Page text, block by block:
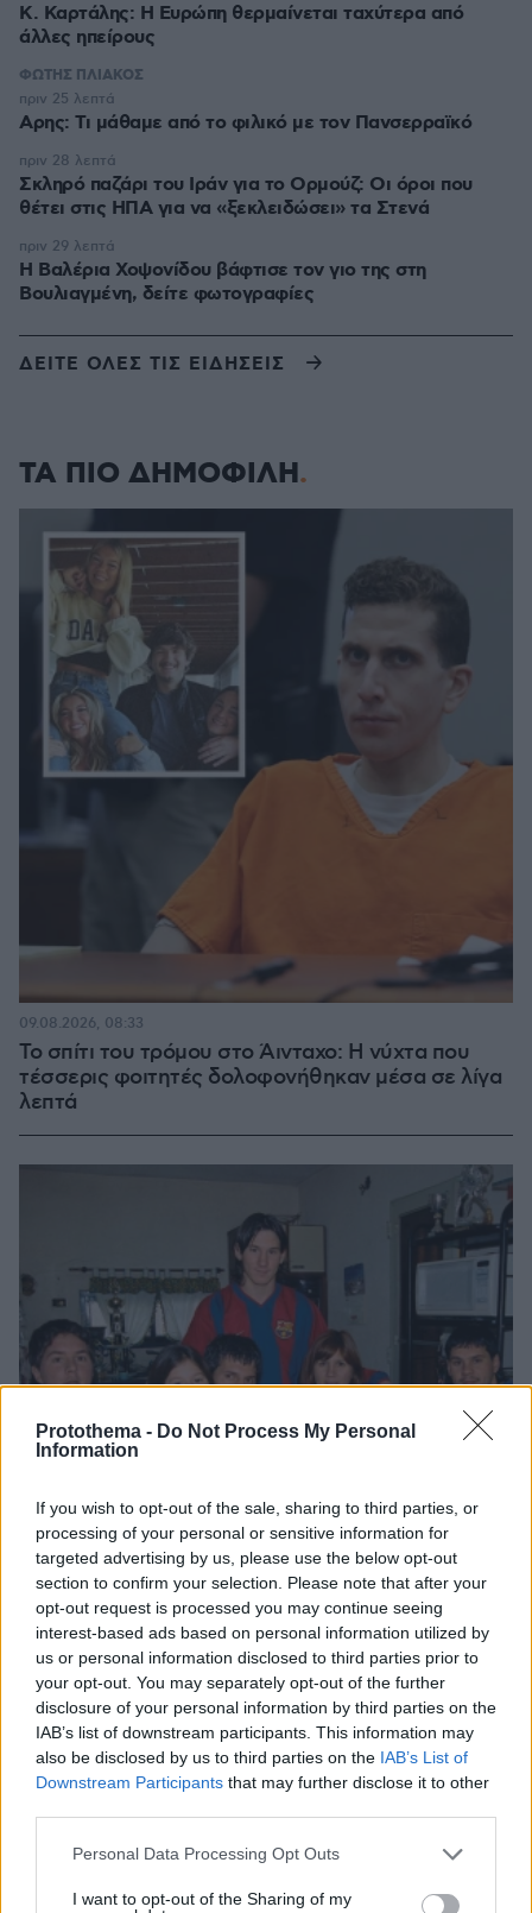
Protothema - Do Not Process My Personal
Information
If you wish to opt-out of the sale, sharing to third parties, or
processing of your personal or sensitive information for
targeted advertising by us, please use the below opt-out
section to confirm your selection. Please note that after your
opt-out request is processed you may continue seeing
interest-based ads based on personal information utilized by
us or personal information disclosed to third parties prior to
your opt-out. You may separately opt-out of the further
disclosure of your personal information by third parties on the
IAB’s list of downstream participants. This information may
also be disclosed by us to third parties on the IAB’s List of
Downstream Participants that may further disclose it to other
Please note that this website/app uses one or more Google
not limited to your visit or usage behaviour. You may click to
Personal Data Processing Opt Outs
I want to opt-out of the Sharing of my
Κ. Καρτάλης: Η Ευρώπη θερμαίνεται ταχύτερα από
άλλες ηπείρους
ΦΩΤΗΣ ΠΛΙΑΚΟΣ
Αρης: Τι μάθαμε από το φιλικό με τον Πανσερραϊκό
πριν 25 λεπτά
Σκληρό παζάρι του Ιράν για το Ορμούζ: Οι όροι που
θέτει στις ΗΠΑ για να «ξεκλειδώσει» τα Στενά
πριν 28 λεπτά
Η Βαλέρια Χοψονίδου βάφτισε τον γιο της στη
Βουλιαγμένη, δείτε φωτογραφίες
πριν 29 λεπτά
ΔΕΙΤΕ ΟΛΕΣ ΤΙΣ ΕΙΔΗΣΕΙΣ
ΤΑ ΠΙΟ ΔΗΜΟΦΙΛΗ
Το σπίτι του τρόμου στο Άινταχο: Η νύχτα που
τέσσερις φοιτητές δολοφονήθηκαν μέσα σε λίγα
λεπτά
09.08.2026, 08:33
Χόρχε Μέσι: Ο εργάτης από το Ροσάριο που πήρε
τον 13χρονο Λιονέλ από το χέρι και άλλαξε την
ιστορία του ποδοσφαίρου με μια υπογραφή σε...
χαρτοπετσέτα
08.08.2026, 21:43